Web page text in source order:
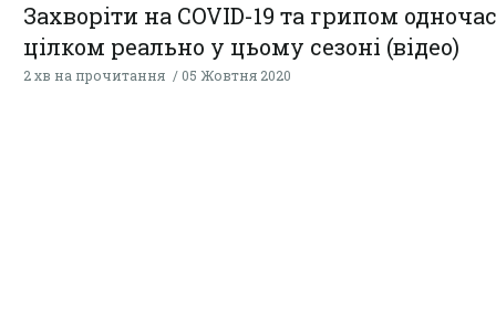
Захворіти на COVID-19 та грипом
цілком реально у цьому сезоні (відео)
2 хв на прочитання 05 Жовтня 2020